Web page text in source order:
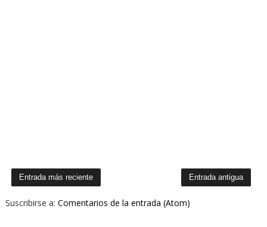
Entrada más reciente Entrada antigua
Suscribirse a: Comentarios de la entrada (Atom)